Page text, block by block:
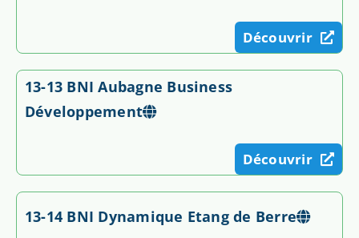
Découvrir
13-13 BNI Aubagne Business
Développement
Découvrir
13-14 BNI Dynamique Etang de Berre